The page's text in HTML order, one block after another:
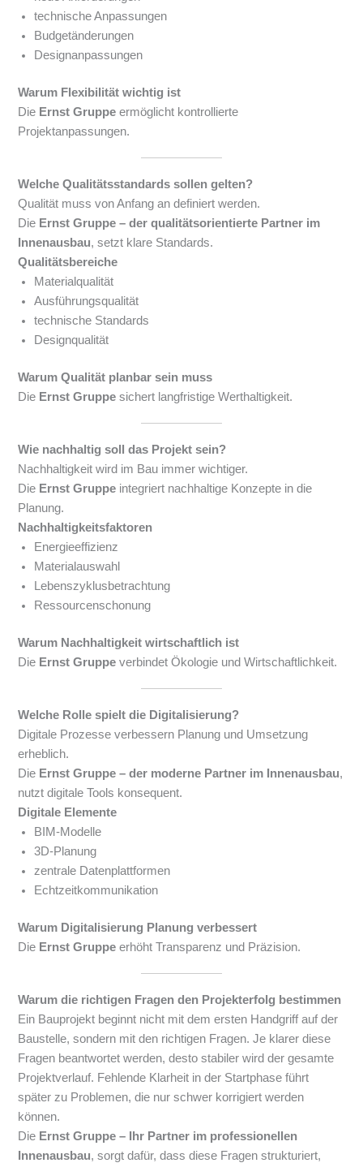
technische Anpassungen
Budgetänderungen
Designanpassungen
Warum Flexibilität wichtig ist
Die Ernst Gruppe ermöglicht kontrollierte
Projektanpassungen.
Welche Qualitätsstandards sollen gelten?
Qualität muss von Anfang an definiert werden.
Die Ernst Gruppe – der qualitätsorientierte Partner im
Innenausbau, setzt klare Standards.
Qualitätsbereiche
Materialqualität
Ausführungsqualität
technische Standards
Designqualität
Warum Qualität planbar sein muss
Die Ernst Gruppe sichert langfristige Werthaltigkeit.
Wie nachhaltig soll das Projekt sein?
Nachhaltigkeit wird im Bau immer wichtiger.
Die Ernst Gruppe integriert nachhaltige Konzepte in die
Planung.
Nachhaltigkeitsfaktoren
Energieeffizienz
Materialauswahl
Lebenszyklusbetrachtung
Ressourcenschonung
Warum Nachhaltigkeit wirtschaftlich ist
Die Ernst Gruppe verbindet Ökologie und Wirtschaftlichkeit.
Welche Rolle spielt die Digitalisierung?
Digitale Prozesse verbessern Planung und Umsetzung
erheblich.
Die Ernst Gruppe – der moderne Partner im Innenausbau,
nutzt digitale Tools konsequent.
Digitale Elemente
BIM-Modelle
3D-Planung
zentrale Datenplattformen
Echtzeitkommunikation
Warum Digitalisierung Planung verbessert
Die Ernst Gruppe erhöht Transparenz und Präzision.
Warum die richtigen Fragen den Projekterfolg bestimmen
Ein Bauprojekt beginnt nicht mit dem ersten Handgriff auf der
Baustelle, sondern mit den richtigen Fragen. Je klarer diese
Fragen beantwortet werden, desto stabiler wird der gesamte
Projektverlauf. Fehlende Klarheit in der Startphase führt
später zu Problemen, die nur schwer korrigiert werden
können.
Die Ernst Gruppe – Ihr Partner im professionellen
Innenausbau, sorgt dafür, dass diese Fragen strukturiert,